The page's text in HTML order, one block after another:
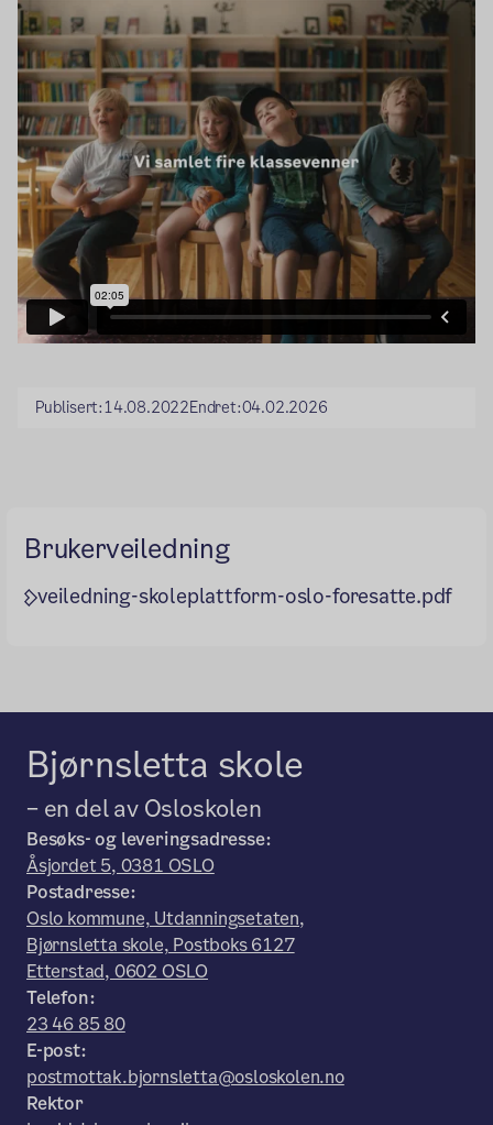
Publisert:14.08.2022Endret:04.02.2026
Brukerveiledning
veiledning-skoleplattform-oslo-foresatte.pdf
Bjørnsletta skole
– en del av Osloskolen
Besøks- og leveringsadresse:
Åsjordet 5, 0381 OSLO
Postadresse:
Oslo kommune, Utdanningsetaten,
Bjørnsletta skole, Postboks 6127
Etterstad, 0602 OSLO
Telefon:
23 46 85 80
E-post:
postmottak.bjornsletta@osloskolen.no
Rektor